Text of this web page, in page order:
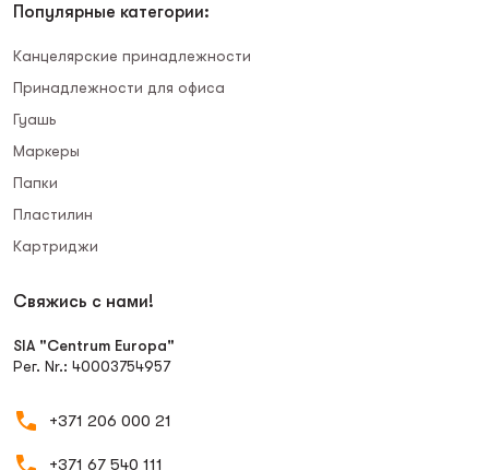
Популярные категории:
Канцелярские принадлежности
Принадлежности для офиса
Гуашь
Маркеры
Папки
Пластилин
Картриджи
Свяжись с нами!
SIA "Centrum Europa"
Рег. Nr.: 40003754957
+371 206 000 21
+371 67 540 111